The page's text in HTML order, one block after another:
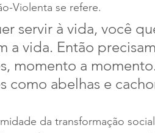
Violenta se refere.
servir à vida, você
a vida. Então
momento a
como abelhas e
da transformação